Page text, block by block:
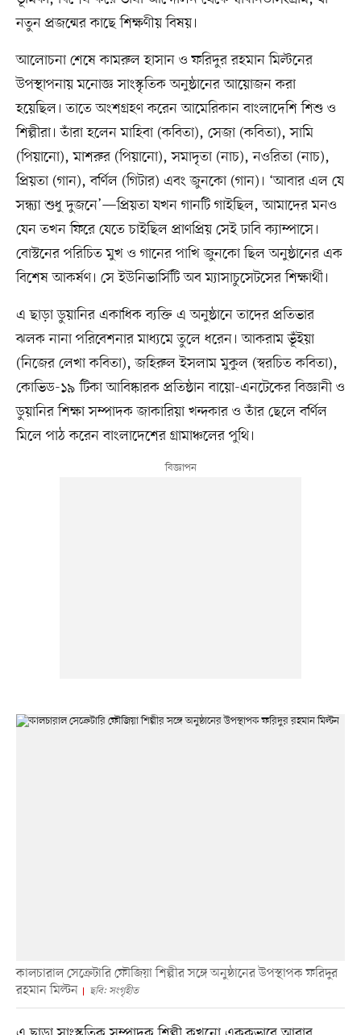
নতুন প্রজন্মের কাছে শিক্ষণীয় বিষয়।
আলোচনা শেষে কামরুল হাসান ও ফরিদুর রহমান মিল্টনের
উপস্থাপনায় মনোজ্ঞ সাংস্কৃতিক অনুষ্ঠানের আয়োজন করা
হয়েছিল। তাতে অংশগ্রহণ করেন আমেরিকান বাংলাদেশি শিশু ও
শিল্পীরা। তাঁরা হলেন মাহিবা (কবিতা), সেজা (কবিতা), সামি
(পিয়ানো), মাশরুর (পিয়ানো), সমাদৃতা (নাচ), নওরিতা (নাচ),
প্রিয়তা (গান), বর্ণিল (গিটার) এবং জুনকো (গান)। ‘আবার এল যে
সন্ধ্যা শুধু দুজনে’—প্রিয়তা যখন গানটি গাইছিল, আমাদের মনও
যেন তখন ফিরে যেতে চাইছিল প্রাণপ্রিয় সেই ঢাবি ক্যাম্পাসে।
বোস্টনের পরিচিত মুখ ও গানের পাখি জুনকো ছিল অনুষ্ঠানের এক
বিশেষ আকর্ষণ। সে ইউনিভার্সিটি অব ম্যাসাচুসেটসের শিক্ষার্থী।
এ ছাড়া ডুয়ানির একাধিক ব্যক্তি এ অনুষ্ঠানে তাদের প্রতিভার
ঝলক নানা পরিবেশনার মাধ্যমে তুলে ধরেন। আকরাম ভূঁইয়া
(নিজের লেখা কবিতা), জহিরুল ইসলাম মুকুল (স্বরচিত কবিতা),
কোভিড-১৯ টিকা আবিষ্কারক প্রতিষ্ঠান বায়ো-এনটেকের বিজ্ঞানী ও
ডুয়ানির শিক্ষা সম্পাদক জাকারিয়া খন্দকার ও তাঁর ছেলে বর্ণিল
মিলে পাঠ করেন বাংলাদেশের গ্রামাঞ্চলের পুথি।
কালচারাল সেক্রেটারি ফৌজিয়া শিল্পীর সঙ্গে অনুষ্ঠানের উপস্থাপক ফরিদুর
রহমান মিল্টন
ছবি: সংগৃহীত